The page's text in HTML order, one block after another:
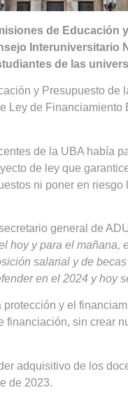
de Educación
Interuniversitario
de las
y Presupuesto de
Ley de Financiamiento
de la UBA había
de ley que
ni poner en
general de
hoy y para el mañana,
salarial y de
en el 2024 y hoy
y el
sin crear
adquisitivo de los
de 2023.